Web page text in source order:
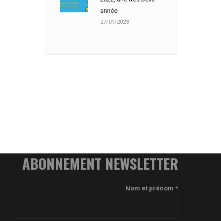
année
27/01/2023
ABONNEMENT NEWSLETTER
Nom et prénom *